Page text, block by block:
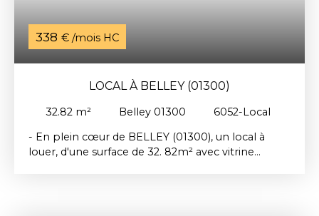
338 € /mois HC
LOCAL À BELLEY (01300)
32.82 m² Belley 01300
6052-Local
- En plein cœur de BELLEY (01300), un local à
louer, d'une surface de 32. 82m² avec vitrine